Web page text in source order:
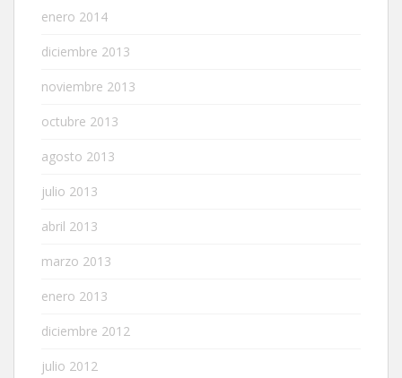
enero 2014
diciembre 2013
noviembre 2013
octubre 2013
agosto 2013
julio 2013
abril 2013
marzo 2013
enero 2013
diciembre 2012
julio 2012